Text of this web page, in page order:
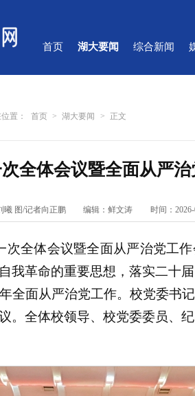
首页 湖大要闻 综合新闻
置： 首页 > 湖大要闻 > 正文
全体会议暨全面从严
曦 图/记者向正鹏 编辑：鲜文涛 时间：
次全体会议暨全面从严治党工
我革命的重要思想，落实二十
全面从严治党工作。校党委书
。全体校领导、校党委委员、